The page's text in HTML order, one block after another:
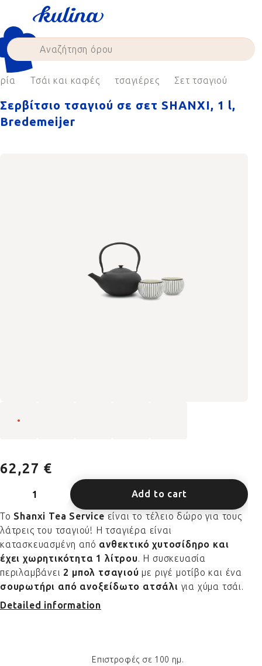
content
Τσάι και καφές τσαγιέρες Σετ τσαγιού
Σερβίτσιο τσαγιού σε σετ SHANXI, 1 l,
Bredemeijer
62,27 €
Add to cart
Το Shanxi Tea Service είναι το τέλειο δώρο για τους
λάτρεις του τσαγιού! Η τσαγιέρα είναι
κατασκευασμένη από ανθεκτικό χυτοσίδηρο και
έχει χωρητικότητα 1 λίτρου. Η συσκευασία
περιλαμβάνει 2 μπολ τσαγιού με ριγέ μοτίβο και ένα
σουρωτήρι από ανοξείδωτο ατσάλι για χύμα τσάι.
Detailed information
Επιστροφές σε 100 ημ.